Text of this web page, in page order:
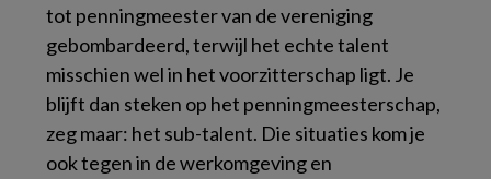
tot penningmeester van de vereniging
gebombardeerd, terwijl het echte talent
misschien wel in het voorzitterschap ligt. Je
blijft dan steken op het penningmeesterschap,
zeg maar: het sub-talent. Die situaties kom je
ook tegen in de werkomgeving en